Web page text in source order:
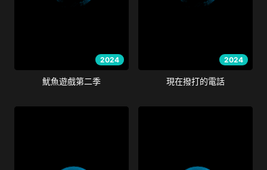
2024
魷魚遊戲第二季
2024
現在撥打的電話